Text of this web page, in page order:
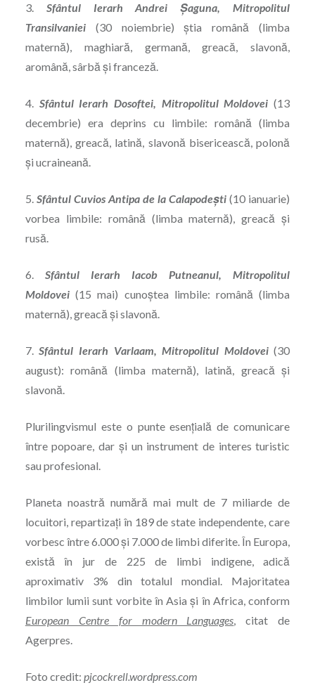
3. Sfântul Ierarh Andrei Șaguna, Mitropolitul
Transilvaniei(30 noiembrie) știa română (limba
maternă), maghiară, germană, greacă, slavonă,
aromână, sârbă și franceză.
4. Sfântul Ierarh Dosoftei, Mitropolitul Moldovei (13
decembrie) era deprins cu limbile: română (limba
maternă), greacă, latină, slavonă bisericească, polonă
și ucraineană.
5. Sfântul Cuvios Antipa de la Calapodești (10 ianuarie)
vorbea limbile: română (limba maternă), greacă și
rusă.
6. Sfântul Ierarh Iacob Putneanul, Mitropolitul
Moldovei(15 mai) cunoștea limbile: română (limba
maternă), greacă și slavonă.
7.Sfântul Ierarh Varlaam, Mitropolitul Moldovei (30
august): română (limba maternă), latină, greacă și
slavonă.
Plurilingvismul este o punte esențială de comunicare
între popoare, dar și un instrument de interes turistic
sau profesional.
Planeta noastră numără mai mult de 7 miliarde de
locuitori, repartizați în 189 de state independente, care
vorbesc între 6.000 și 7.000 de limbi diferite. În Europa,
există în jur de 225 de limbi indigene, adică
aproximativ 3% din totalul mondial. Majoritatea
limbilor lumii sunt vorbite în Asia și în Africa, conform
European Centre for modern Languages, citat de
Agerpres.
Foto credit: pjcockrell.wordpress.com